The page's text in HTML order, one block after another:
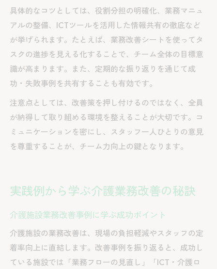
具体的なコツとしては、役割分担の明確化、業務マニュ
アルの整備、ICTツールを活用した情報共有の徹底など
が挙げられます。たとえば、業務改善シートを使ってタ
スクの進捗を見える化することで、チーム全体の目標意
識が高まります。また、定期的な振り返りを通じて成
功・失敗事例を共有することも有効です。
注意点としては、改善策を押し付けるのではなく、全員
が納得して取り組める環境を整えることが大切です。コ
ミュニケーションを密にし、スタッフ一人ひとりの意見
を尊重することが、チーム力向上の鍵となります。
実践例から学ぶ介護業務改善の秘訣
介護施設業務改善事例に学ぶ成功ポイント
介護施設の業務改善は、現場の負担軽減やスタッフの定
着率向上に直結します。改善事例を振り返ると、成功し
ている施設では「業務フローの見直し」「ICT・介護ロ